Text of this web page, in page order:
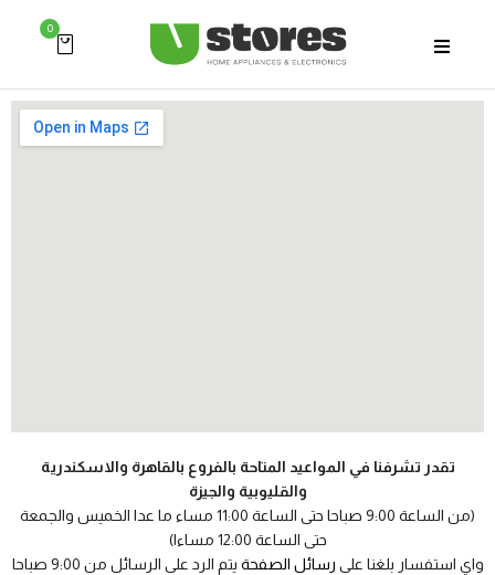
0
تقدر تشرفنا في المواعيد المتاحة بالفروع بالقاهرة والاسكندرية
والقليوبية والجيزة
(من الساعة 9:00 صباحا حتى الساعة 11:00 مساء ما عدا الخميس والجمعة
حتى الساعة 12:00 مساءا)
واي استفسار بلغنا على رسائل الصفحة
يتم الرد على الرسائل من 9:00 صباحا